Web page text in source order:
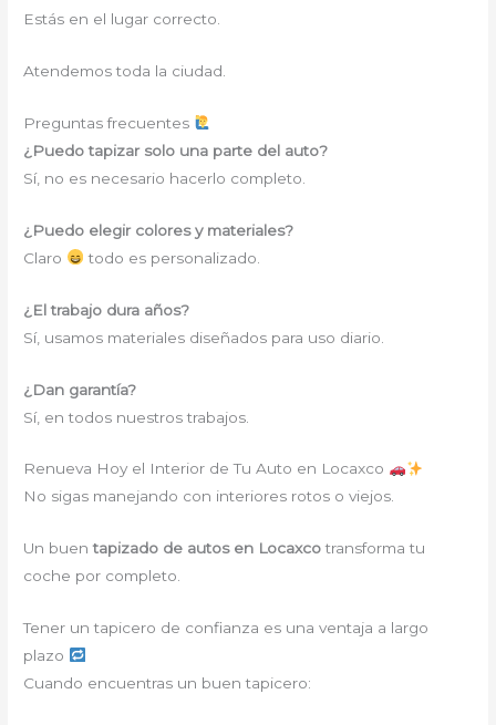
Estás en el lugar correcto.
Atendemos toda la ciudad.
Preguntas frecuentes
¿Puedo tapizar solo una parte del auto?
Sí, no es necesario hacerlo completo.
¿Puedo elegir colores y materiales?
Claro
todo es personalizado.
¿El trabajo dura años?
Sí, usamos materiales diseñados para uso diario.
¿Dan garantía?
Sí, en todos nuestros trabajos.
Renueva Hoy el Interior de Tu Auto en Locaxco
No sigas manejando con interiores rotos o viejos.
Un buentapizado de autos en Locaxcotransforma tu
coche por completo.
Tener un tapicero de confianza es una ventaja a largo
plazo
Cuando encuentras un buen tapicero: